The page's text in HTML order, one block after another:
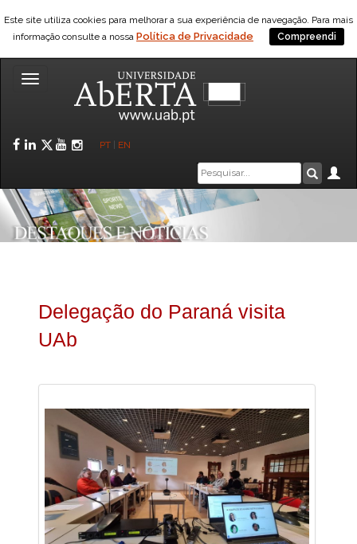
Este site utiliza cookies para melhorar a sua experiência de navegação. Para mais
informação consulte a nossa Política de Privacidade Compreendi
Toggle
Facebook
LinkedIn
Twitter
YouTube
Instagram
PT EN
Caixa
de
pesquisa
Delegação do Paraná visita
UAb